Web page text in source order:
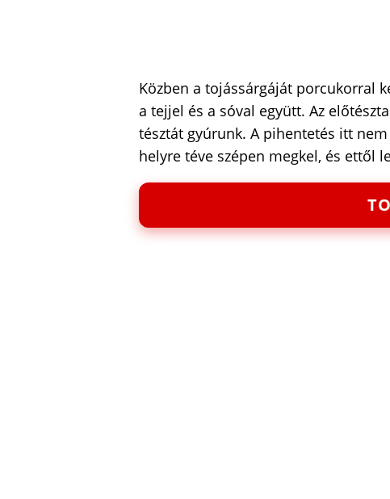
Közben a tojássárgáját porcukorral
a tejjel és a sóval együtt. Az
tésztát gyúrunk. A pihentetés itt
helyre téve szépen megkel, és ettől